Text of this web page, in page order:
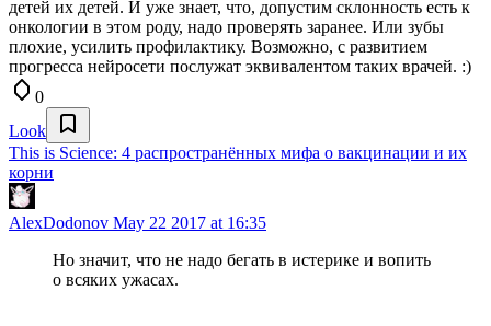
детей их детей. И уже знает, что, допустим склонность есть к
онкологии в этом роду, надо проверять заранее. Или зубы
плохие, усилить профилактику. Возможно, с развитием
прогресса нейросети послужат эквивалентом таких врачей. :)
0
Look
This is Science: 4 распространённых мифа о вакцинации и их
корни
AlexDodonov May 22 2017 at 16:35
Но значит, что не надо бегать в истерике и вопить
о всяких ужасах.